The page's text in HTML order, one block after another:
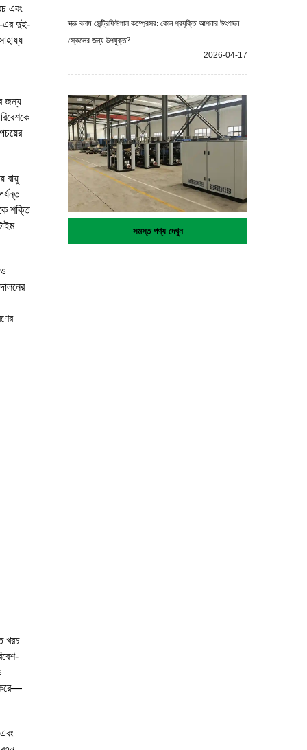
এবং
এর দুই-
জন্য
বায়ু
শক্তি
খরচ
করে—
স্ক্রু বনাম সেন্ট্রিফিউগাল কম্প্রেসর: কোন প্রযুক্তি আপনার উৎপাদন
স্কেলের জন্য উপযুক্ত?
2026-04-17
সমস্ত পণ্য দেখুন